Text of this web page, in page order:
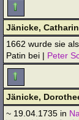
Jänicke,
1662 wurde sie
Patin bei | Peter
Jänicke,
~ 19.04.1735 in